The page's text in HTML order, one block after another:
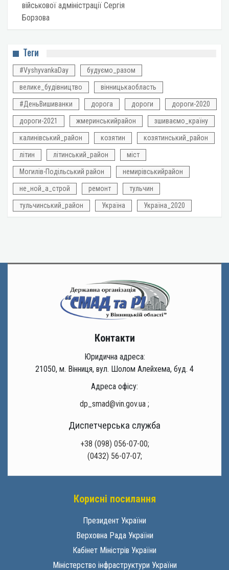
військової адміністрації Сергія
Борзова
Теги
#VyshyvankaDay будуємо_разом
велике_будівництво вінницькаобласть
#ДеньВишиванки дорога дороги дороги-2020
дороги-2021 жмеринськийрайон зшиваємо_країну
калинівський_район козятин козятинський_район
літин літинський_район міст
Могилів-Подільський район немирівськийрайон
не_ной_а_строй ремонт тульчин
тульчинський_район Україна Україна_2020
Контакти
Юридична адреса:
21050, м. Вінниця, вул. Шолом Алейхема, буд. 4
Адреса офісу:
dp_smad@vin.gov.ua ;
Диспетчерська служба
+38 (098) 056-07-00;
(0432) 56-07-07;
Корисні посилання
Президент України
Верховна Рада України
Кабінет Міністрів України
Міністерство інфраструктури України